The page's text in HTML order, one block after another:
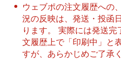
ウェブポの注文履歴への
況の反映は、発送・投函
ります。 実際には発送
文履歴上で「印刷中」と
すが、あらかじめご了承